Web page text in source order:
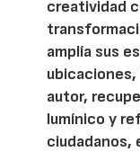
creatividad
amplía sus
autor,
lumínico y
ciudadanos,